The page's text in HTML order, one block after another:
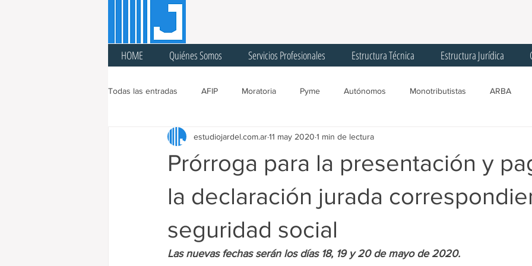
HOME Quiénes Somos Servicios Profesionales Estructura Técnica Estructura Jurídica
Todas las entradas AFIP Moratoria Pyme Autónomos Monotributistas ARBA
Ingresos Brutos Sellos Agentes de Recaudación
Registro Único Tributario
Cargas Patronales SIPA AGIP
Prórroga para la presentación y
la declaración jurada
seguridad social
estudiojardel.com.ar11 may 2020 1 min de lectura
Las nuevas fechas serán los días 18, 19 y 20 de mayo de 2020.